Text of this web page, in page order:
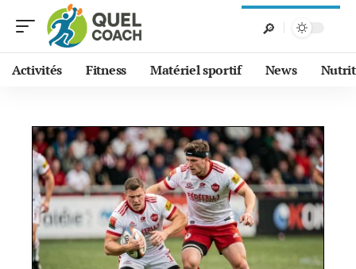
Activités Fitness Matériel sportif News